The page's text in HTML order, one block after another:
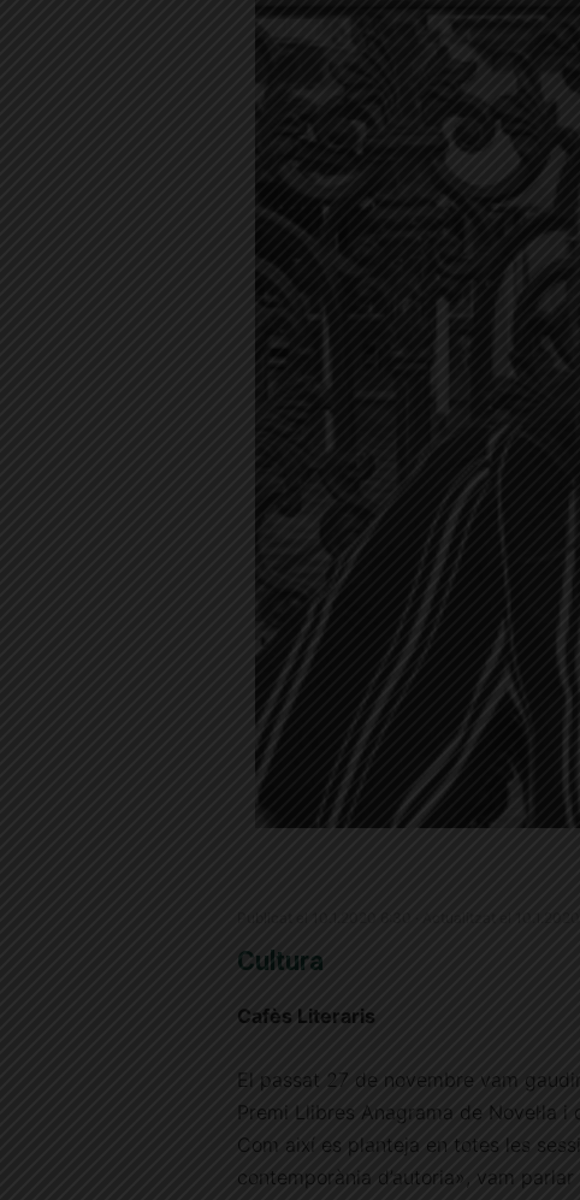
Cultura
Cafès Literaris
El passat 27 de novembre vam
Premi Llibres Anagrama de Novel·la i
Com així es planteja en totes les
contemporània d’autoria», vam